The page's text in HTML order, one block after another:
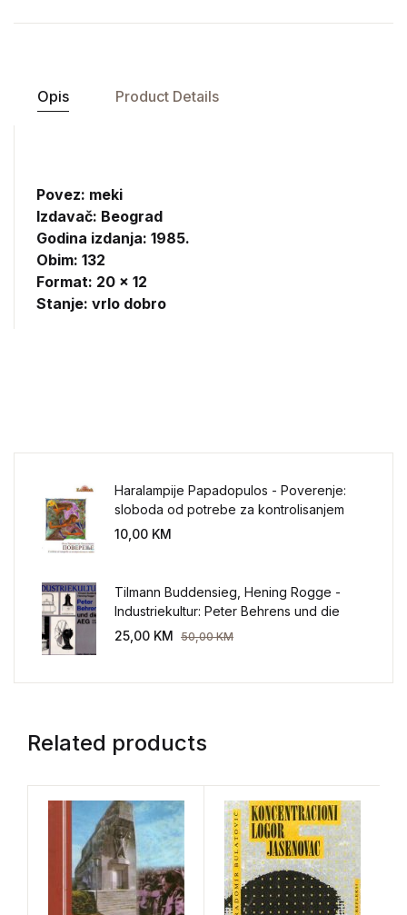
Opis Product Details
Povez: meki
Izdavač: Beograd
Godina izdanja: 1985.
Obim: 132
Format: 20 x 12
Stanje: vrlo dobro
Haralampije Papadopulos - Poverenje:
sloboda od potrebe za kontrolisanjem
sveta
10,00 KM
Tilmann Buddensieg, Hening Rogge -
Industriekultur: Peter Behrens und die
AEG 1907-1914.
25,00 KM 50,00KM
Related products